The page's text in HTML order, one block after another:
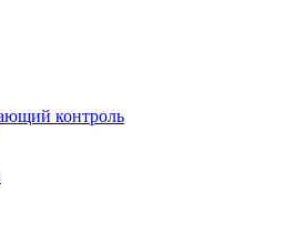
контроль